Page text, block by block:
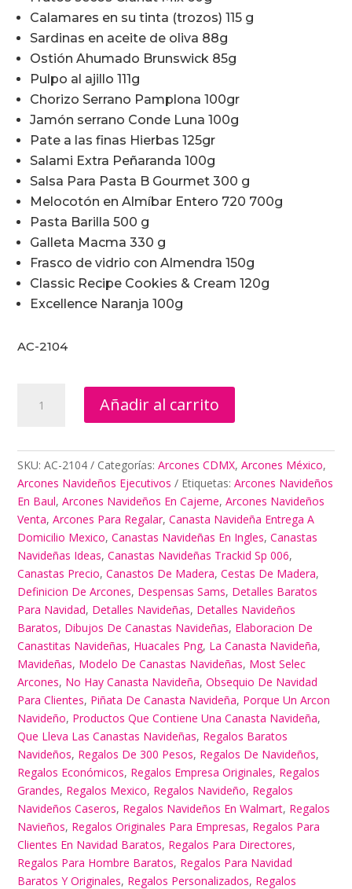
Calamares en su tinta (trozos) 115 g
Sardinas en aceite de oliva 88g
Ostión Ahumado Brunswick 85g
Pulpo al ajillo 111g
Chorizo Serrano Pamplona 100gr
Jamón serrano Conde Luna 100g
Pate a las finas Hierbas 125gr
Salami Extra Peñaranda 100g
Salsa Para Pasta B Gourmet 300 g
Melocotón en Almíbar Entero 720 700g
Pasta Barilla 500 g
Galleta Macma 330 g
Frasco de vidrio con Almendra 150g
Classic Recipe Cookies & Cream 120g
Excellence Naranja 100g
AC-2104
Navideños
cantidad
Añadir al carrito
SKU:AC-2104 Categorías:Arcones CDMX,Arcones México,
Arcones Navideños Ejecutivos
Etiquetas:Arcones Navideños
En Baul,Arcones Navideños En Cajeme,Arcones Navideños
Venta,Arcones Para Regalar,Canasta Navideña Entrega A
Domicilio Mexico,Canastas Navideñas En Ingles,Canastas
Navideñas Ideas,Canastas Navideñas Trackid Sp 006,
Canastas Precio,Canastos De Madera,Cestas De Madera,
Definicion De Arcones, Despensas Sams, Detalles Baratos
Para Navidad, Detalles Navideñas, Detalles Navideños
Baratos, Dibujos De Canastas Navideñas, Elaboracion De
Canastitas Navideñas, Huacales Png, La Canasta Navideña,
Mavideñas, Modelo De Canastas Navideñas, Most Selec
Arcones, No Hay Canasta Navideña,Obsequio De Navidad
Para Clientes, Piñata De Canasta Navideña, Porque Un Arcon
Navideño, Productos Que Contiene Una Canasta Navideña,
Que Lleva Las Canastas Navideñas, Regalos Baratos
Navideños, Regalos De 300 Pesos, Regalos De Navideños,
Regalos Económicos, Regalos Empresa Originales, Regalos
Grandes, Regalos Mexico, Regalos Navideño, Regalos
Navideños Caseros, Regalos Navideños En Walmart, Regalos
Navieños, Regalos Originales Para Empresas, Regalos Para
Clientes En Navidad Baratos, Regalos Para Directores,
Regalos Para Hombre Baratos, Regalos Para Navidad
Baratos Y Originales, Regalos Personalizados, Regalos